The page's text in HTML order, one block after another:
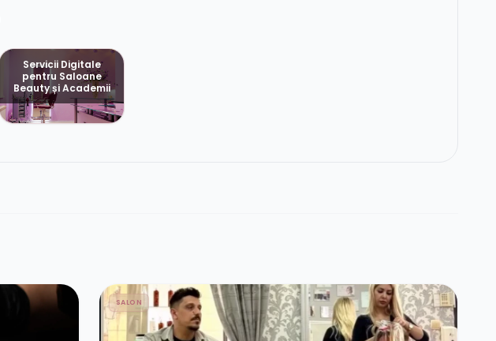
Servicii Digitale
pentru Saloane
Beauty și Academii
SALON